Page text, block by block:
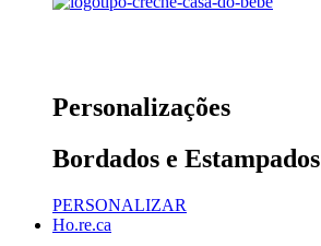
Personalizações
Bordados e Estampados
PERSONALIZAR
Ho.re.ca